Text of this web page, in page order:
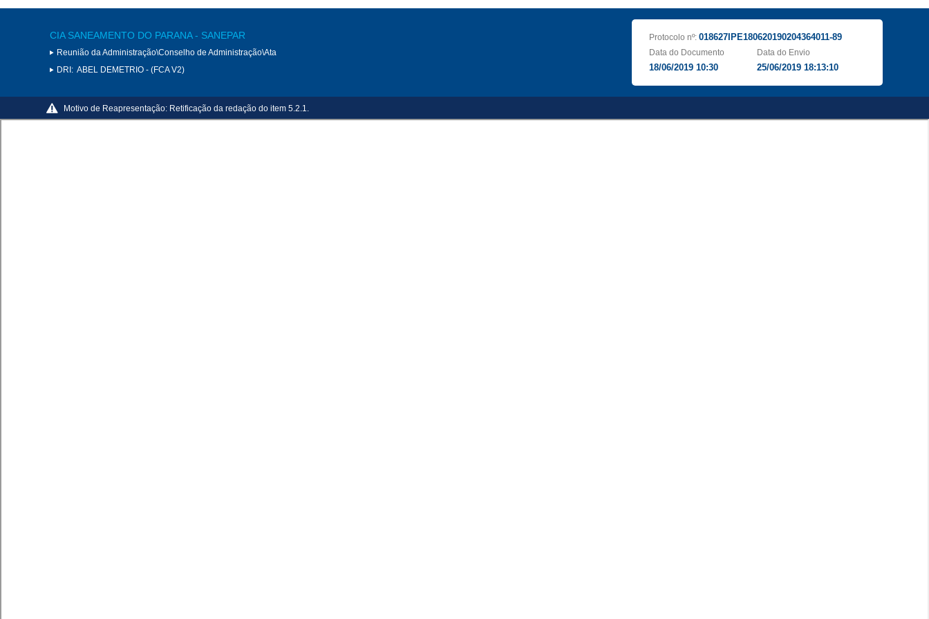
CIA SANEAMENTO DO PARANA - SANEPAR
Reunião da Administração\Conselho de Administração\Ata
DRI: ABEL DEMETRIO - (FCA V2)
Protocolo nº: 018627IPE180620190204364011-89
Data do Documento
18/06/2019 10:30
Data do Envio
25/06/2019 18:13:10
Motivo de Reapresentação: Retificação da redação do item 5.2.1.